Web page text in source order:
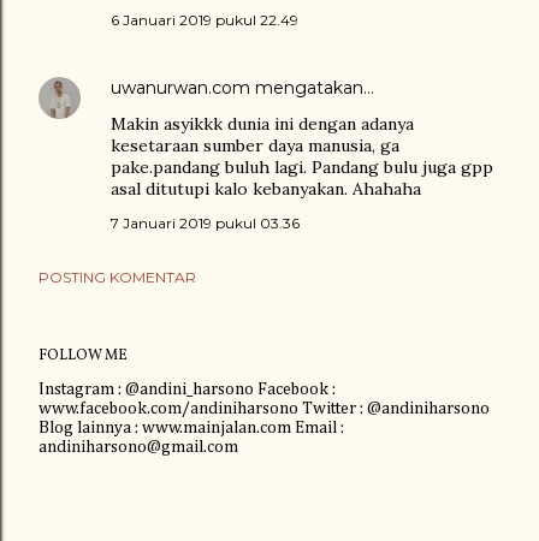
6 Januari 2019 pukul 22.49
uwanurwan.com mengatakan…
Makin asyikkk dunia ini dengan adanya
kesetaraan sumber daya manusia, ga
pake.pandang buluh lagi. Pandang bulu juga gpp
asal ditutupi kalo kebanyakan. Ahahaha
7 Januari 2019 pukul 03.36
POSTING KOMENTAR
FOLLOW ME
Instagram : @andini_harsono Facebook :
www.facebook.com/andiniharsono Twitter : @andiniharsono
Blog lainnya : www.mainjalan.com Email :
andiniharsono@gmail.com